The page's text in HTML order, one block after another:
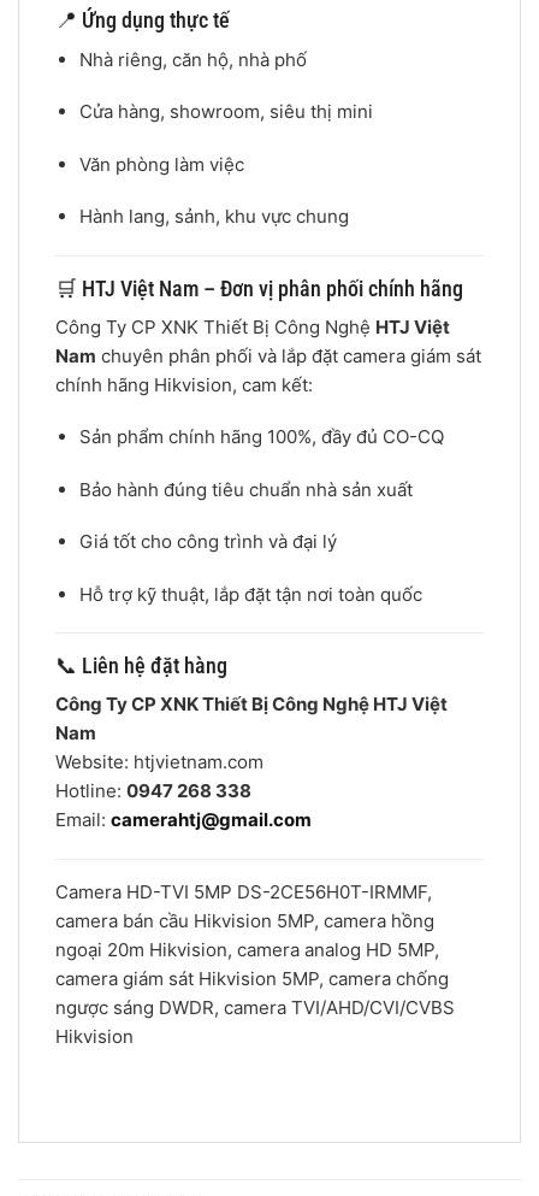
📍 Ứng dụng thực tế
Nhà riêng, căn hộ, nhà phố
Cửa hàng, showroom, siêu thị mini
Văn phòng làm việc
Hành lang, sảnh, khu vực chung
🛒 HTJ Việt Nam – Đơn vị phân phối chính hãng
Công Ty CP XNK Thiết Bị Công Nghệ HTJ Việt
Nam chuyên phân phối và lắp đặt camera giám sát
chính hãng Hikvision, cam kết:
Sản phẩm chính hãng 100%, đầy đủ CO-CQ
Bảo hành đúng tiêu chuẩn nhà sản xuất
Giá tốt cho công trình và đại lý
Hỗ trợ kỹ thuật, lắp đặt tận nơi toàn quốc
📞 Liên hệ đặt hàng
Công Ty CP XNK Thiết Bị Công Nghệ HTJ Việt
Nam
Website: htjvietnam.com
Hotline: 0947 268 338
Email: camerahtj@gmail.com
Camera HD-TVI 5MP DS-2CE56H0T-IRMMF,
camera bán cầu Hikvision 5MP, camera hồng
ngoại 20m Hikvision, camera analog HD 5MP,
camera giám sát Hikvision 5MP, camera chống
ngược sáng DWDR, camera TVI/AHD/CVI/CVBS
Hikvision